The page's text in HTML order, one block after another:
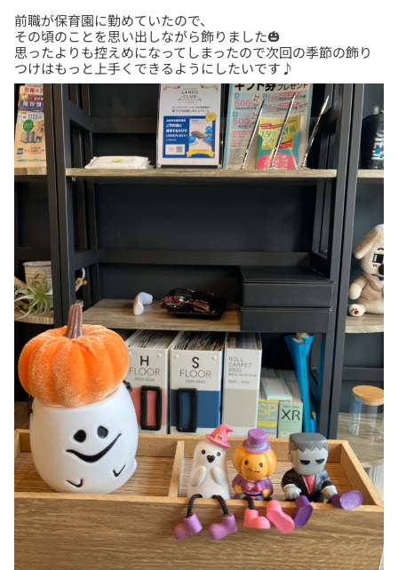
前職が保育園に勤めていたので、
その頃のことを思い出しながら飾りました🎃
思ったよりも控えめになってしまったので次回の季節の飾り